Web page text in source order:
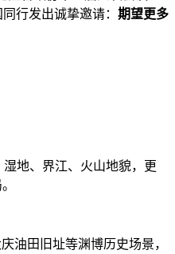
行发出诚挚邀请： 期望更多
地、界江、火山地貌，更
油田旧址等渊博历史场景，